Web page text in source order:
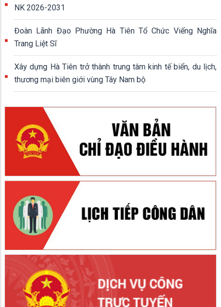
NK 2026-2031
Đoàn Lãnh Đạo Phường Hà Tiên Tổ Chức Viếng Nghĩa
Trang Liệt Sĩ
Xây dựng Hà Tiên trở thành trung tâm kinh tế biển, du lịch,
thương mại biên giới vùng Tây Nam bộ